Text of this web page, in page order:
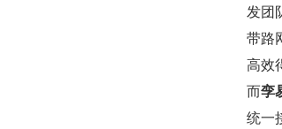
发团
带路
高效
而孪
统一